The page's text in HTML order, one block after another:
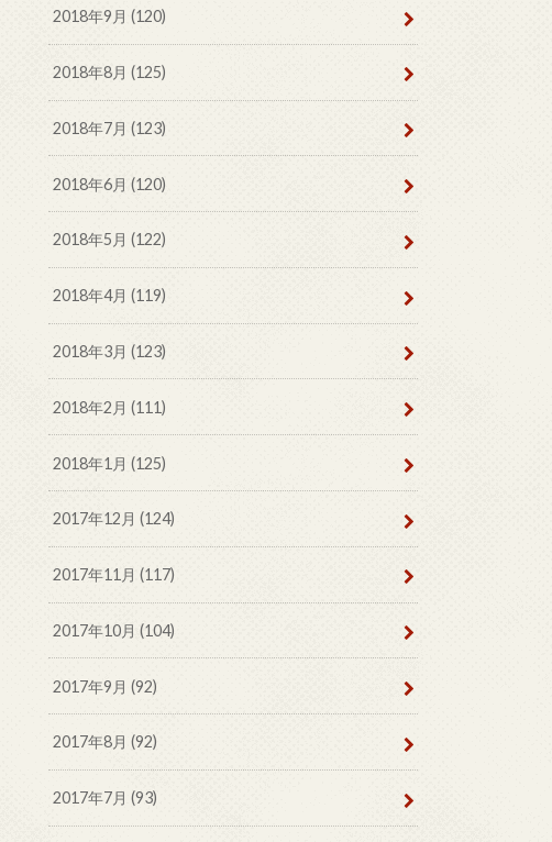
2018年9月 (120)
2018年8月 (125)
2018年7月 (123)
2018年6月 (120)
2018年5月 (122)
2018年4月 (119)
2018年3月 (123)
2018年2月 (111)
2018年1月 (125)
2017年12月 (124)
2017年11月 (117)
2017年10月 (104)
2017年9月 (92)
2017年8月 (92)
2017年7月 (93)